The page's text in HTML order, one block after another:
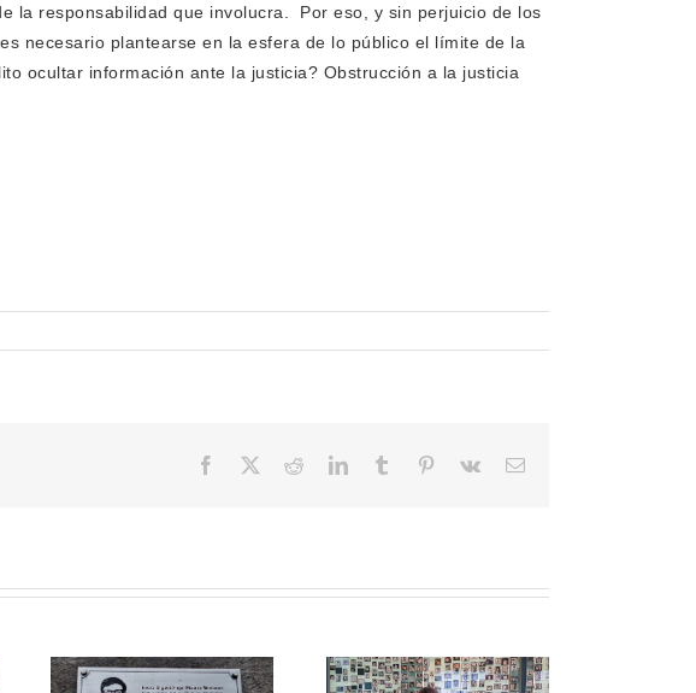
la responsabilidad que involucra. Por eso, y sin perjuicio de los
necesario plantearse en la esfera de lo público el límite de la
ocultar información ante la justicia? Obstrucción a la justicia
Facebook RedditLinkedInTumblr Pinterest
Vk
Correo